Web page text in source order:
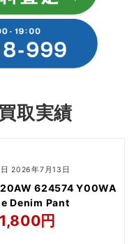
取実績
日 2026年7月13日
20AW 624574 Y00WA
Denim Pant
円